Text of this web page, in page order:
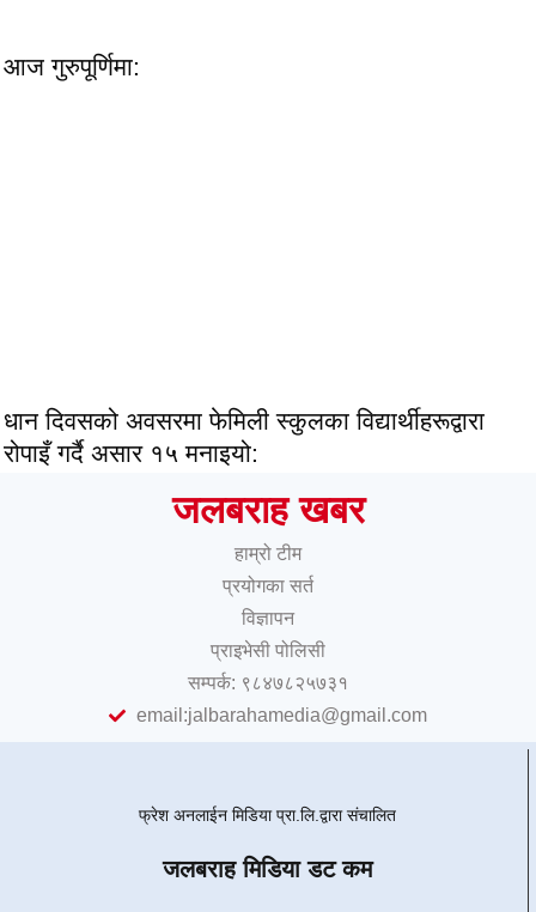
आज गुरुपूर्णिमा:
धान दिवसको अवसरमा फेमिली स्कुलका विद्यार्थीहरूद्वारा
रोपाइँ गर्दै असार १५ मनाइयो:
जलबराह खबर
हाम्रो टीम
प्रयोगका सर्त
विज्ञापन
प्राइभेसी पोलिसी
सम्पर्क: ९८४७८२५७३१
email:jalbarahamedia@gmail.com
फ्रेश अनलाईन मिडिया प्रा.लि.द्वारा संचालित
जलबराह मिडिया डट कम